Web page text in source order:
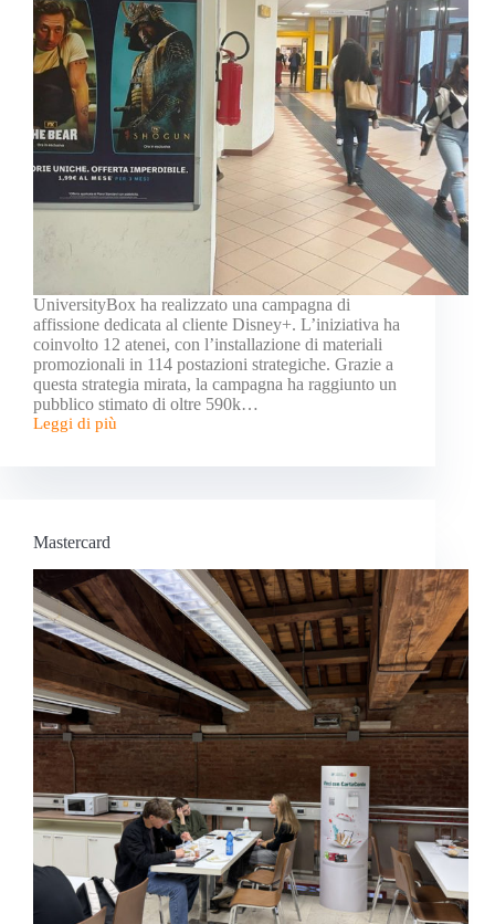
UniversityBox ha realizzato una campagna di
affissione dedicata al cliente Disney+. L’iniziativa ha
coinvolto 12 atenei, con l’installazione di materiali
promozionali in 114 postazioni strategiche. Grazie a
questa strategia mirata, la campagna ha raggiunto un
pubblico stimato di oltre 590k…
Leggi di più
Mastercard